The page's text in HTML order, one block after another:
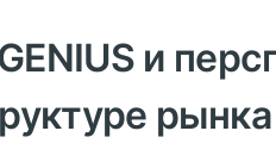
и
рынка